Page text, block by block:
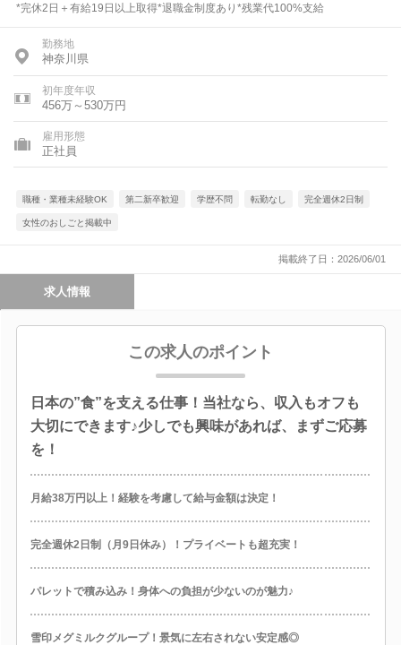
*完休2日＋有給19日以上取得*退職金制度あり*残業代100%支給
勤務地
神奈川県
初年度年収
456万～530万円
雇用形態
正社員
職種・業種未経験OK 第二新卒歓迎 学歴不問 転勤なし 完全週休2日制
女性のおしごと掲載中
掲載終了日：2026/06/01
求人情報
この求人のポイント
日本の”食”を支える仕事！当社なら、収入もオフも
大切にできます♪少しでも興味があれば、まずご応募
を！
月給38万円以上！経験を考慮して給与金額は決定！
完全週休2日制（月9日休み）！プライベートも超充実！
パレットで積み込み！身体への負担が少ないのが魅力♪
雪印メグミルクグループ！景気に左右されない安定感◎